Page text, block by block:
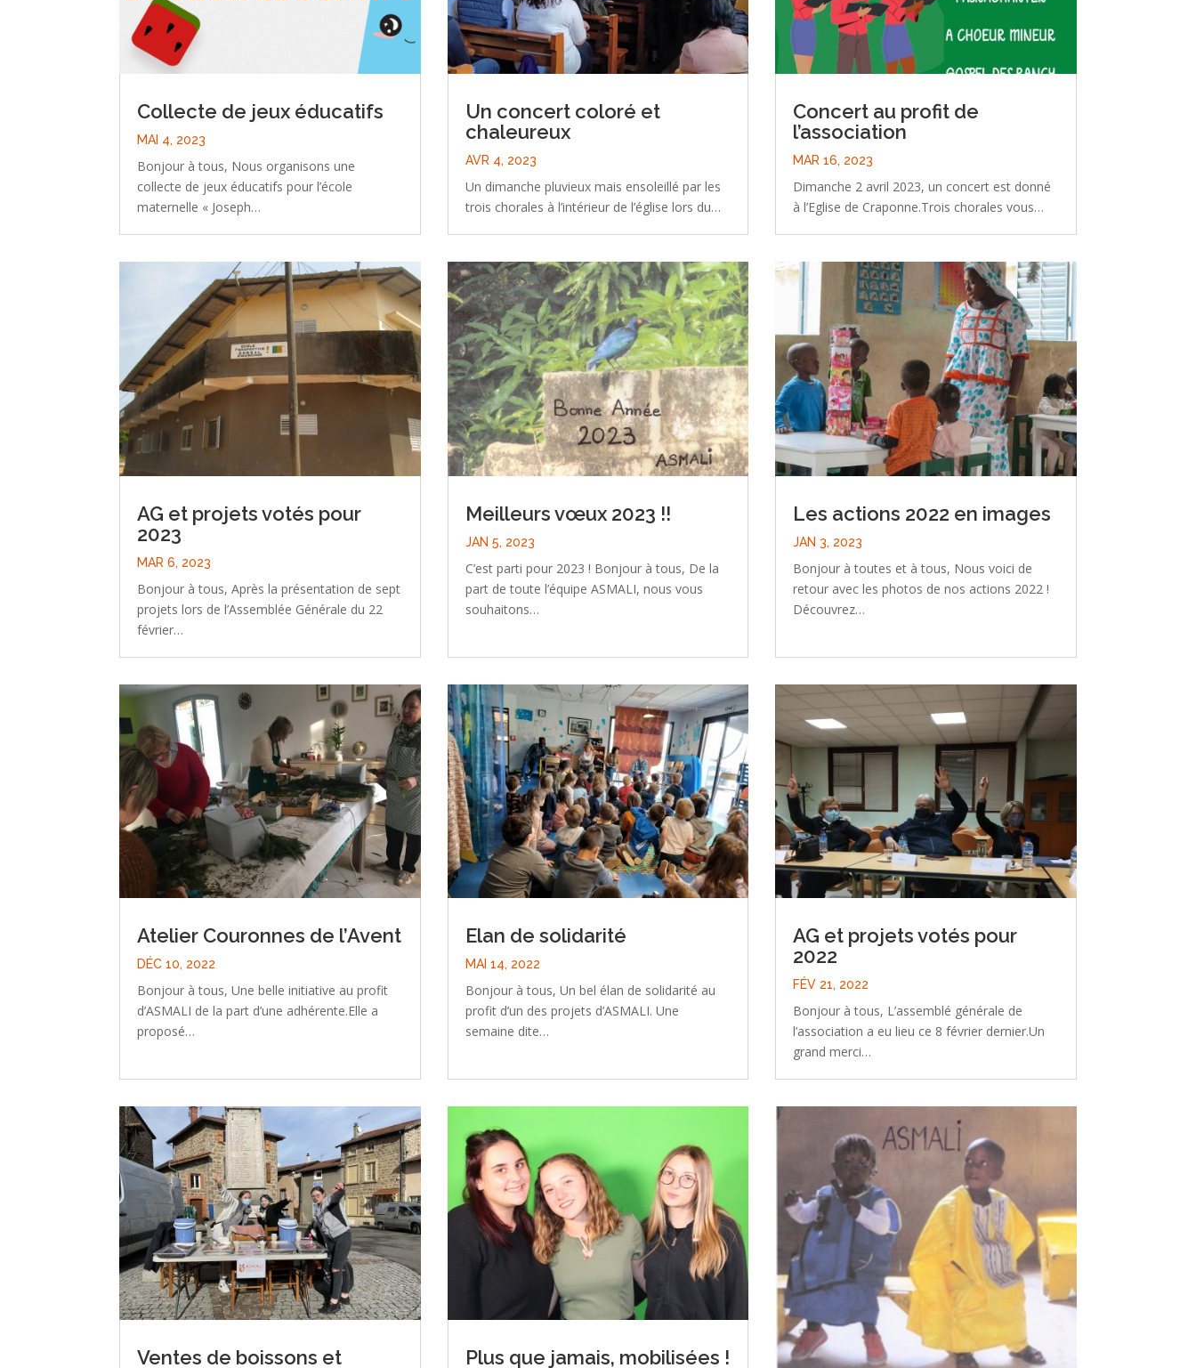
Collecte de jeux éducatifs
MAI 4, 2023
Bonjour à tous, Nous organisons une
collecte de jeux éducatifs pour l’école
maternelle « Joseph…
Un concert coloré et
chaleureux
AVR 4, 2023
Un dimanche pluvieux mais ensoleillé par les
trois chorales à l’intérieur de l’église lors du…
Concert au profit de
l’association
MAR 16, 2023
Dimanche 2 avril 2023, un concert est donné
à l’Eglise de Craponne.Trois chorales vous…
AG et projets votés pour
2023
MAR 6, 2023
Bonjour à tous, Après la présentation de sept
projets lors de l’Assemblée Générale du 22
février…
Meilleurs vœux 2023 !!
JAN 5, 2023
C’est parti pour 2023 ! Bonjour à tous, De la
part de toute l’équipe ASMALI, nous vous
souhaitons…
Les actions 2022 en images
JAN 3, 2023
Bonjour à toutes et à tous, Nous voici de
retour avec les photos de nos actions 2022 !
Découvrez…
Atelier Couronnes de l’Avent
DÉC 10, 2022
Bonjour à tous, Une belle initiative au profit
d’ASMALI de la part d’une adhérente.Elle a
proposé…
Elan de solidarité
MAI 14, 2022
Bonjour à tous, Un bel élan de solidarité au
profit d’un des projets d’ASMALI. Une
semaine dite…
AG et projets votés pour
2022
FÉV 21, 2022
Bonjour à tous, L’assemblé générale de
l’association a eu lieu ce 8 février dernier.Un
grand merci…
Ventes de boissons et
Plus que jamais, mobilisées !